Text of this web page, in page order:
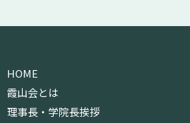
HOME
霞山会とは
理事長・学院長挨拶